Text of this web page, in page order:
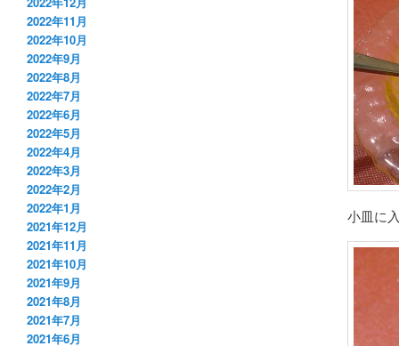
小皿に
2022年11月
2022年10月
2022年9月
2022年8月
2022年7月
2022年6月
2022年5月
2022年4月
2022年3月
2022年2月
2022年1月
2021年12月
2021年11月
2021年10月
2021年9月
2021年8月
2021年7月
2021年6月